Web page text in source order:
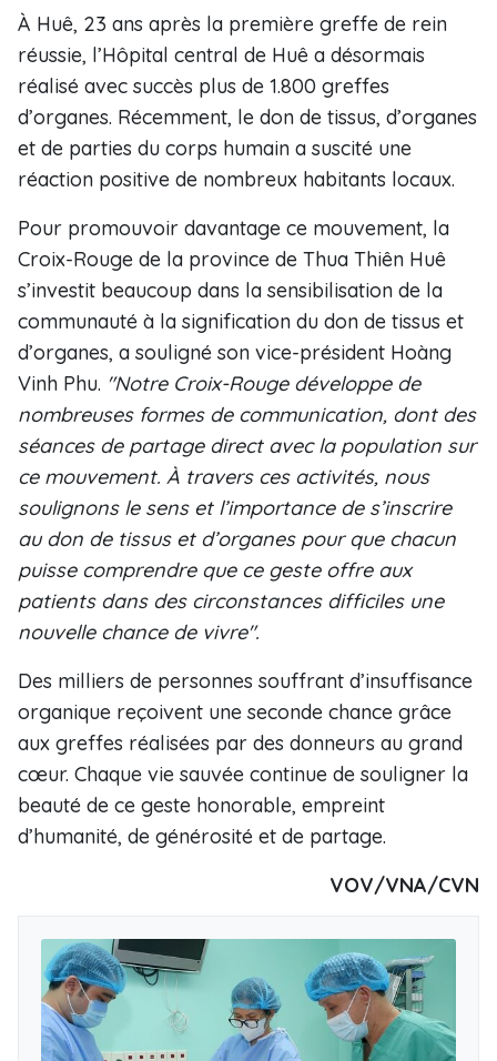
À Huê, 23 ans après la première greffe de rein
réussie, l’Hôpital central de Huê a désormais
réalisé avec succès plus de 1.800 greffes
d’organes. Récemment, le don de tissus, d’organes
et de parties du corps humain a suscité une
réaction positive de nombreux habitants locaux.
Pour promouvoir davantage ce mouvement, la
Croix-Rouge de la province de Thua Thiên Huê
s’investit beaucoup dans la sensibilisation de la
communauté à la signification du don de tissus et
d’organes, a souligné son vice-président Hoàng
Vinh Phu. "Notre Croix-Rouge développe de
nombreuses formes de communication, dont des
séances de partage direct avec la population sur
ce mouvement. À travers ces activités, nous
soulignons le sens et l’importance de s’inscrire
au don de tissus et d’organes pour que chacun
puisse comprendre que ce geste offre aux
patients dans des circonstances difficiles une
nouvelle chance de vivre".
Des milliers de personnes souffrant d’insuffisance
organique reçoivent une seconde chance grâce
aux greffes réalisées par des donneurs au grand
cœur. Chaque vie sauvée continue de souligner la
beauté de ce geste honorable, empreint
d’humanité, de générosité et de partage.
VOV/VNA/CVN